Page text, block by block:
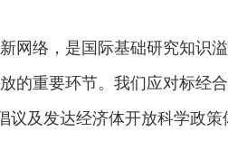
络，是国际基础研究知识溢
的重要环节。我们应对标经
议及发达经济体开放科学政